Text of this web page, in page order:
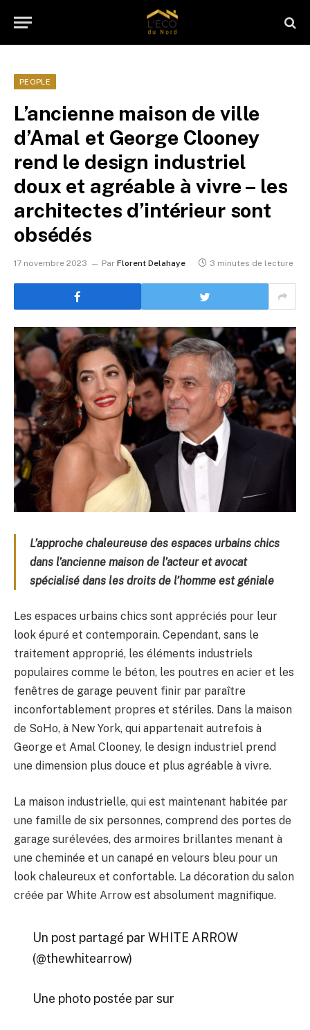
PEOPLE
L’ancienne maison de ville
d’Amal et George Clooney
rend le design industriel
doux et agréable à vivre – les
architectes d’intérieur sont
obsédés
17 novembre 2023 Par Florent Delahaye 3 minutes de lecture
L’approche chaleureuse des espaces urbains chics
dans l’ancienne maison de l’acteur et avocat
spécialisé dans les droits de l’homme est géniale
Les espaces urbains chics sont appréciés pour leur
look épuré et contemporain. Cependant, sans le
traitement approprié, les éléments industriels
populaires comme le béton, les poutres en acier et les
fenêtres de garage peuvent finir par paraître
inconfortablement propres et stériles. Dans la maison
de SoHo, à New York, qui appartenait autrefois à
George et Amal Clooney, le design industriel prend
une dimension plus douce et plus agréable à vivre.
La maison industrielle, qui est maintenant habitée par
une famille de six personnes, comprend des portes de
garage surélevées, des armoires brillantes menant à
une cheminée et un canapé en velours bleu pour un
look chaleureux et confortable. La décoration du salon
créée par White Arrow est absolument magnifique.
Un post partagé par WHITE ARROW
(@thewhitearrow)
Une photo postée par sur